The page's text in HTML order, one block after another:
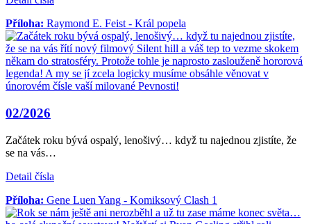
Příloha: Raymond E. Feist - Král popela
02/2026
Začátek roku bývá ospalý, lenošivý… když tu najednou zjistíte, že
se na vás…
Detail čísla
Příloha: Gene Luen Yang - Komiksový Clash 1